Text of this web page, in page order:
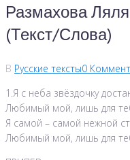
Размахова
(Текст/Слова)
В Русские тексты0
1.Я с неба звёздочку
Любимый мой, лишь для
Я самой – самой нежной
Любимый мой, лишь для